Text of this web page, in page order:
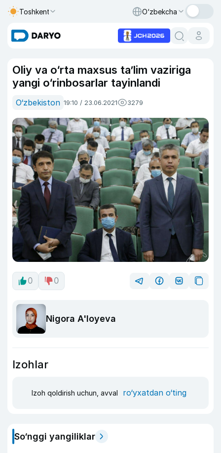
Toshkent O‘zbekcha
Oliy va o‘rta maxsus ta’lim vaziriga
yangi o‘rinbosarlar tayinlandi
O‘zbekiston 19:10 / 23.06.2021 3279
0 0
Nigora A'loyeva
Izohlar
Izoh qoldirish uchun, avval ro‘yxatdan o‘ting
So‘nggi yangiliklar